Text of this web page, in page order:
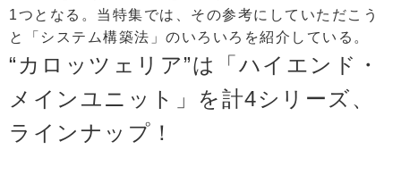
1つとなる。当特集では、その参考にしていただこう
と「システム構築法」のいろいろを紹介している。
“カロッツェリア”は「ハイエンド・
メインユニット」を計4シリーズ、
ラインナップ！